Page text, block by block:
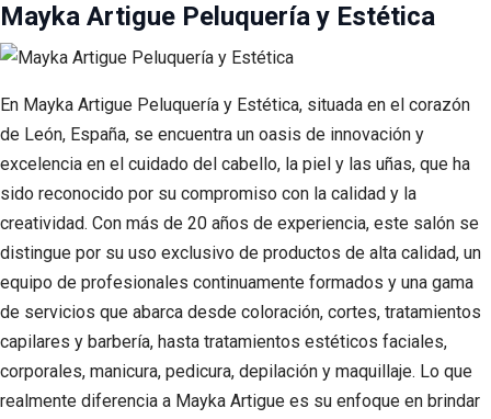
Mayka Artigue Peluquería y Estética
En Mayka Artigue Peluquería y Estética, situada en el corazón
de León, España, se encuentra un oasis de innovación y
excelencia en el cuidado del cabello, la piel y las uñas, que ha
sido reconocido por su compromiso con la calidad y la
creatividad. Con más de 20 años de experiencia, este salón se
distingue por su uso exclusivo de productos de alta calidad, un
equipo de profesionales continuamente formados y una gama
de servicios que abarca desde coloración, cortes, tratamientos
capilares y barbería, hasta tratamientos estéticos faciales,
corporales, manicura, pedicura, depilación y maquillaje. Lo que
realmente diferencia a Mayka Artigue es su enfoque en brindar